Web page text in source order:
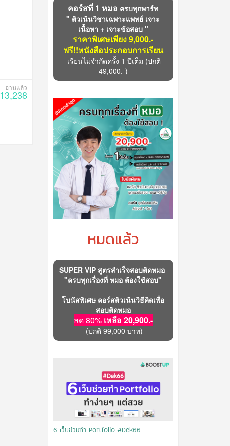
13,238
คอร์สที่ 1 หมอ ครบทุกพาร์ท
" ติวเน้นวิชาเฉพาะแพทย์ เจาะ
เนื้อหา + เจาะข้อสอบ "
ราคาพิเศษเพียง 9,000.-
ฟรี!!หนังสือประกอบการเรียน
เรียนไม่จำกัดครั้ง 1 ปีเต็ม (ปกติ
49,000.-)
หมดแล้ว
SUPER VIP สูตรสำเร็จสอบติดหมอ
"ครบทุกเรื่องที่ หมอ ต้องใช้สอบ"
โบนัสพิเศษ คอร์สติวเน้นวิธีคิดเพื่อ
สอบติดหมอ
ลด 80% เหลือ 20,900.-
(ปกติ 99,000 บาท)
6 เว็บช่วยทำ Portfolio #Dek66